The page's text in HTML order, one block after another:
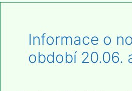
Informace o
období 20.06.